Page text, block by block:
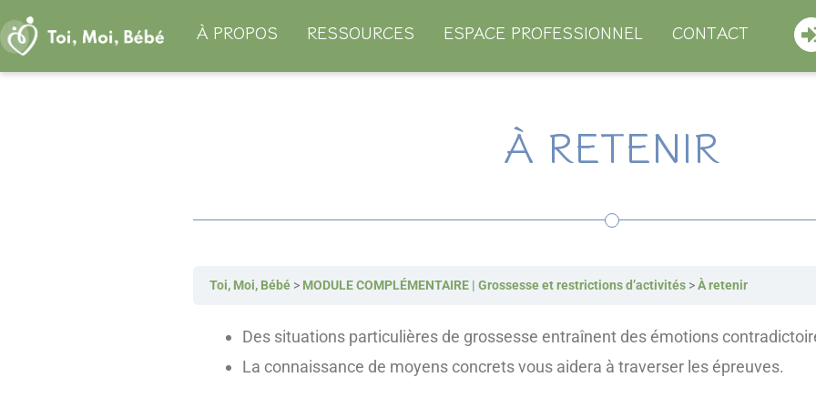
Aller
au
contenu
À PROPOS RESSOURCES ESPACE PROFESSIONNEL CONTACT
À RETENIR
Toi, Moi, Bébé MODULE COMPLÉMENTAIRE | Grossesse et restrictions d’activités À retenir
Des situations particulières de grossesse entraînent des émotions
La connaissance de moyens concrets vous aidera à traverser les épreuves.